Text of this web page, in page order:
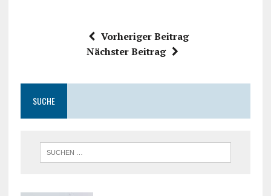
Vorheriger Beitrag
Nächster Beitrag
SUCHE